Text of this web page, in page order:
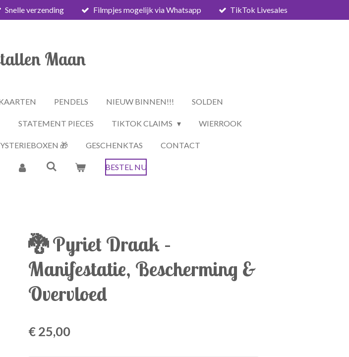
Snelle verzending Filmpjes mogelijk via Whatsapp TikTok Livesales
Maan
PENDELS NIEUW BINNEN!!! SOLDEN
STATEMENT PIECES TIKTOK CLAIMS WIERROOK
🎁 GESCHENKTAS CONTACT
BESTEL NU
🐉 Pyriet Draak –
Manifestatie, Bescherming &
Overvloed
€ 25,00